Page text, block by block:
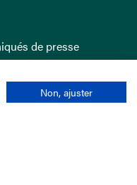
de presse
Non, ajuster